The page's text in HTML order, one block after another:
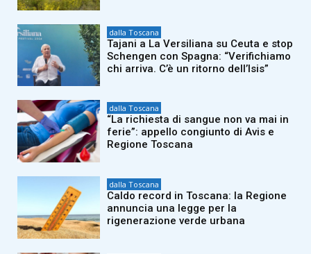
dalla Toscana
Tajani a La Versiliana su Ceuta e stop
Schengen con Spagna: “Verifichiamo
chi arriva. C’è un ritorno dell’Isis”
dalla Toscana
“La richiesta di sangue non va mai in
ferie”: appello congiunto di Avis e
Regione Toscana
dalla Toscana
Caldo record in Toscana: la Regione
annuncia una legge per la
rigenerazione verde urbana